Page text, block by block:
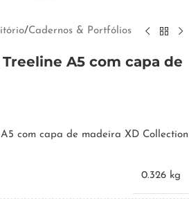
/Cadernos & Portfólios
A5 com capa de
com capa de madeira XD Collection
0.326 kg